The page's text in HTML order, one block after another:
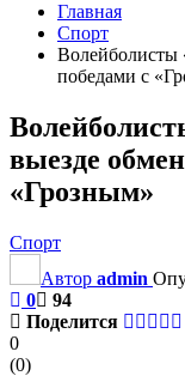
Главная
Спорт
Волейболисты
победами с
выезде
«Грозным»
Спорт
Автор admin
0
94
Поделится
0
(0)